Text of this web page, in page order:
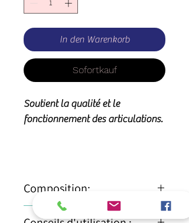
In den Warenkorb
Sofortkauf
Soutient la qualité et le
fonctionnement des articulations.
Composition:
100% harpagophytum